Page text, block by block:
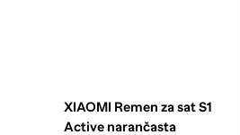
XIAOMI Remen za sat S1
Active narančasta